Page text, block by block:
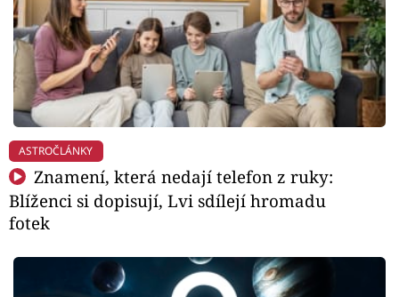
ASTROČLÁNKY
Znamení, která nedají telefon z ruky:
Blíženci si dopisují, Lvi sdílejí hromadu
fotek